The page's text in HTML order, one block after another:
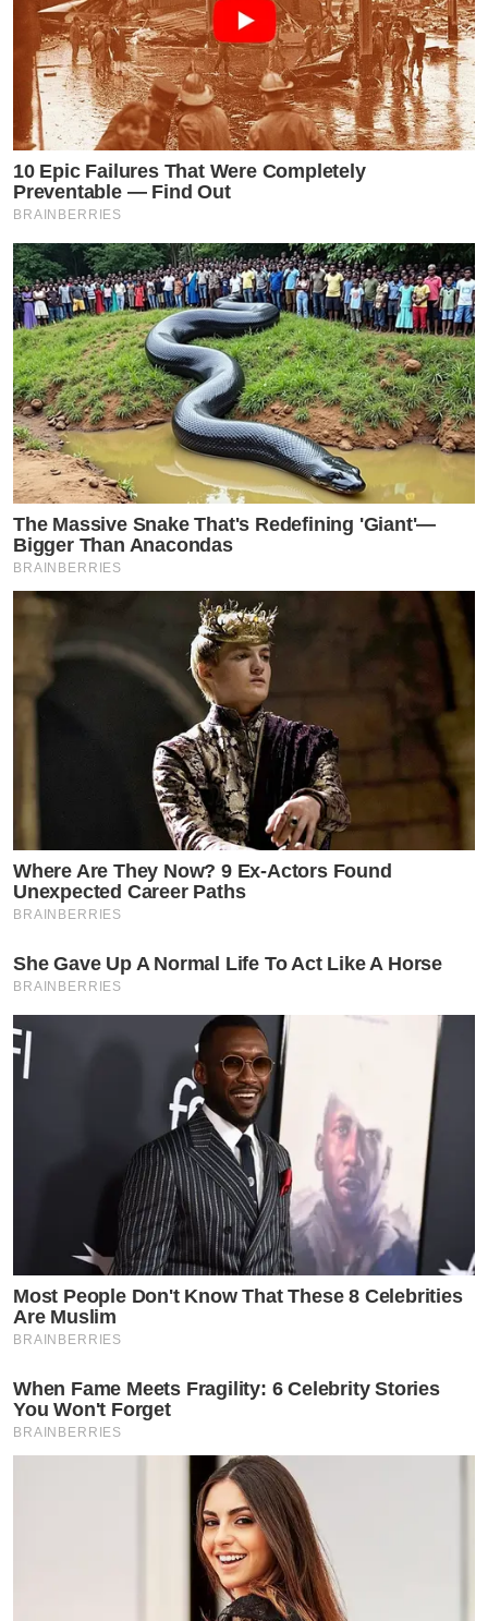
แต่ภารกิจเร่งด่วนที่สำคัญนี้จะไม่อาจสำเร็จลุล่วงได้หาก
ปราศจากการสนับสนุนของผู้บริจาคเช่นคุณ
เรายังต้องการความช่วยเหลือด่วนจากผู้ที่มีจิตใจเมตตาต่อ
สัตว์ทุกท่าน โปรดร่วมบริจาคตอนนี้เพื่อสมทบทุนค่าอาหาร
และช่วยบรรเทาทุกข์ให้แก่สุนัขและแมวที่ประสบภัยน้ำท่วม
https://links.soidog.org/donate-now-to-help-flood-
victims-in-Chiang-Rai
ชื่อบัญชี: มูลนิธิเพื่อสุนัขในซอย (Soi Dog Foundation)
เลขบัญชี: 406-2-52322-2
ธนาคารทหารไทยธนชาต (TTB)
10 Epic Failures That Were Completely
Preventable — Find Out
BRAINBERRIES
The Massive Snake That's Redefining 'Giant'—
Bigger Than Anacondas
BRAINBERRIES
Where Are They Now? 9 Ex-Actors Found
Unexpected Career Paths
BRAINBERRIES
She Gave Up A Normal Life To Act Like A Horse
BRAINBERRIES
Most People Don't Know That These 8 Celebrities
Are Muslim
BRAINBERRIES
When Fame Meets Fragility: 6 Celebrity Stories
You Won't Forget
BRAINBERRIES